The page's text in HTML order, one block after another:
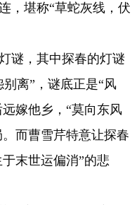
，堪称“草蛇灰线，伏
谜，其中探春的灯谜
离”，谜底正是“风
嫁他乡，“莫向东风
而曹雪芹特意让探春
末世运偏消”的悲